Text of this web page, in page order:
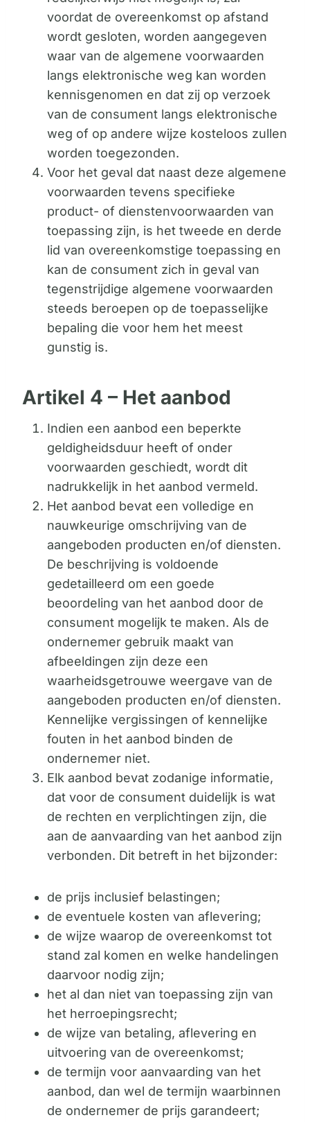
voordat de overeenkomst op afstand
wordt gesloten, worden aangegeven
waar van de algemene voorwaarden
langs elektronische weg kan worden
kennisgenomen en dat zij op verzoek
van de consument langs elektronische
weg of op andere wijze kosteloos zullen
worden toegezonden.
Voor het geval dat naast deze algemene
voorwaarden tevens specifieke
product- of dienstenvoorwaarden van
toepassing zijn, is het tweede en derde
lid van overeenkomstige toepassing en
kan de consument zich in geval van
tegenstrijdige algemene voorwaarden
steeds beroepen op de toepasselijke
bepaling die voor hem het meest
gunstig is.
Artikel 4 – Het aanbod
Indien een aanbod een beperkte
geldigheidsduur heeft of onder
voorwaarden geschiedt, wordt dit
nadrukkelijk in het aanbod vermeld.
Het aanbod bevat een volledige en
nauwkeurige omschrijving van de
aangeboden producten en/of diensten.
De beschrijving is voldoende
gedetailleerd om een goede
beoordeling van het aanbod door de
consument mogelijk te maken. Als de
ondernemer gebruik maakt van
afbeeldingen zijn deze een
waarheidsgetrouwe weergave van de
aangeboden producten en/of diensten.
Kennelijke vergissingen of kennelijke
fouten in het aanbod binden de
ondernemer niet.
Elk aanbod bevat zodanige informatie,
dat voor de consument duidelijk is wat
de rechten en verplichtingen zijn, die
aan de aanvaarding van het aanbod zijn
verbonden. Dit betreft in het bijzonder:
de prijs inclusief belastingen;
de eventuele kosten van aflevering;
de wijze waarop de overeenkomst tot
stand zal komen en welke handelingen
daarvoor nodig zijn;
het al dan niet van toepassing zijn van
het herroepingsrecht;
de wijze van betaling, aflevering en
uitvoering van de overeenkomst;
de termijn voor aanvaarding van het
aanbod, dan wel de termijn waarbinnen
de ondernemer de prijs garandeert;